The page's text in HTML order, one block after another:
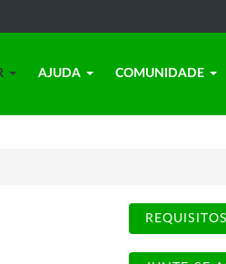
AJUDA COMUNIDADE